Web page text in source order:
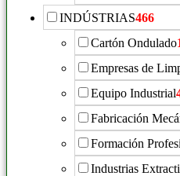
INDÚSTRIAS466
Cartón Ondulado
Empresas de
Equipo Industrial
Fabricación
Formación
Industrias